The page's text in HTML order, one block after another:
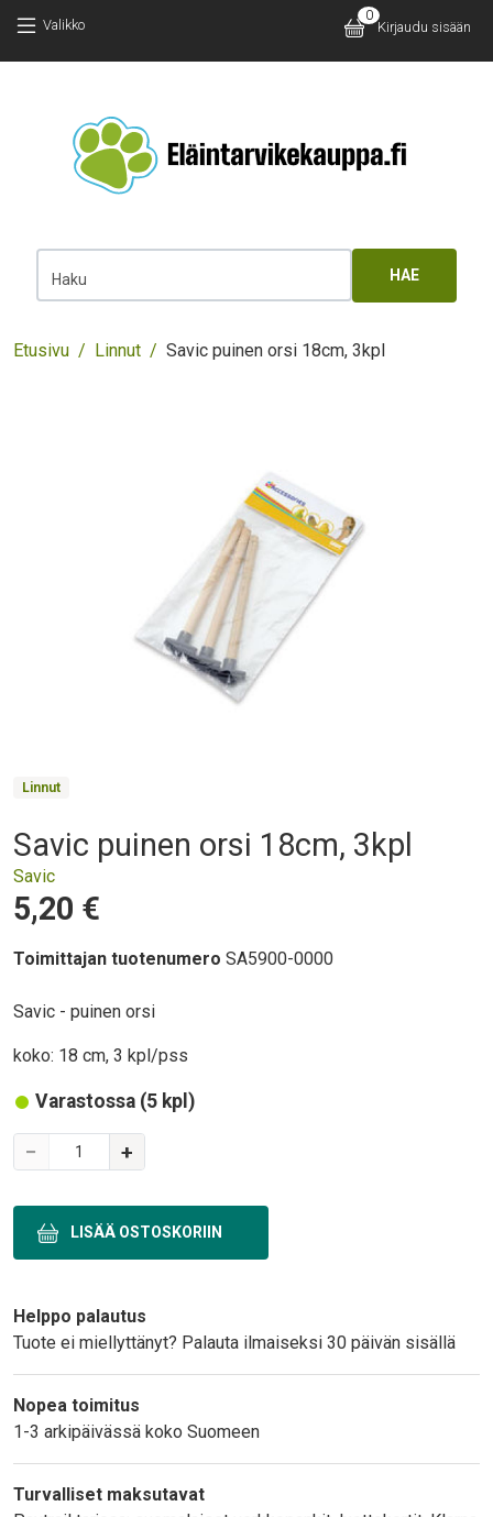
Valikko
0
Kirjaudu sisään
Haku
Murupolku
Etusivu Linnut Savic puinen orsi 18cm, 3kpl
Product Collections
Linnut
Otsikko
Savic puinen orsi 18cm, 3kpl
Savic
Hinta
5,20 €
Toimittajan tuotenumero SA5900-0000
Body
Savic - puinen orsi
koko: 18 cm, 3 kpl/pss
Varastossa (5 kpl)
Variations
− +
Text
Helppo palautus
Tuote ei miellyttänyt? Palauta ilmaiseksi 30 päivän sisällä
Nopea toimitus
1-3 arkipäivässä koko Suomeen
Turvalliset maksutavat